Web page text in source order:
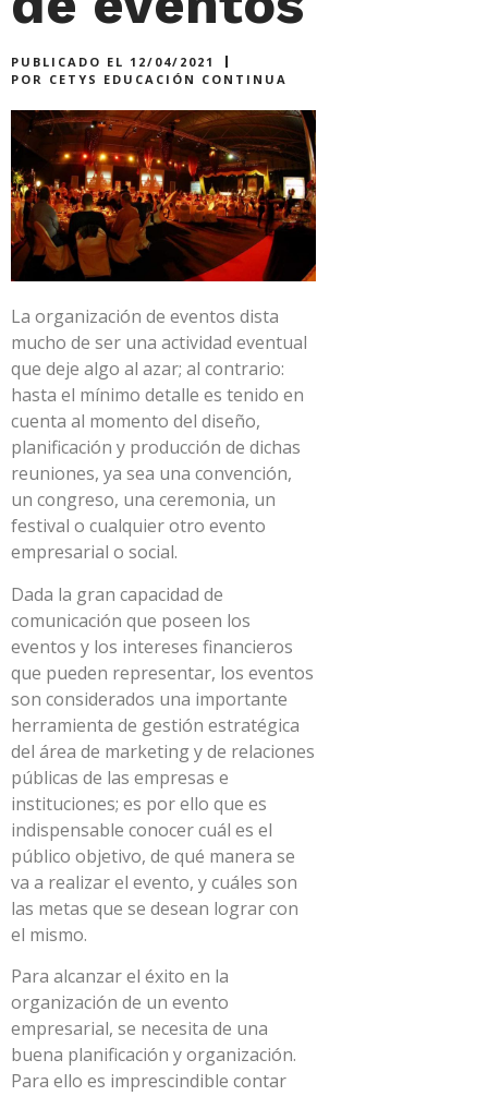
PUBLICADO EL 12/04/2021
POR CETYS EDUCACIÓN CONTINUA
La organización de eventos dista
mucho de ser una actividad eventual
que deje algo al azar; al contrario:
hasta el mínimo detalle es tenido en
cuenta al momento del diseño,
planificación y producción de dichas
reuniones, ya sea una convención,
un congreso, una ceremonia, un
festival o cualquier otro evento
empresarial o social.
Dada la gran capacidad de
comunicación que poseen los
eventos y los intereses financieros
que pueden representar, los eventos
son considerados una importante
herramienta de gestión estratégica
del área de marketing y de relaciones
públicas de las empresas e
instituciones; es por ello que es
indispensable conocer cuál es el
público objetivo, de qué manera se
va a realizar el evento, y cuáles son
las metas que se desean lograr con
el mismo.
Para alcanzar el éxito en la
organización de un evento
empresarial, se necesita de una
buena planificación y organización.
Para ello es imprescindible contar